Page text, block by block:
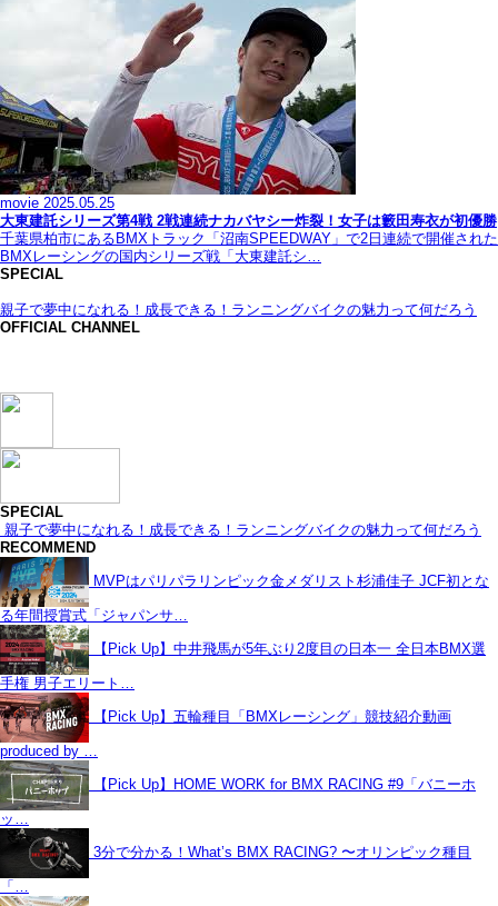
movie 2025.05.25
大東建託シリーズ第4戦 2戦連続ナカバヤシー炸裂！女子は籔田寿衣が初優勝
千葉県柏市にあるBMXトラック「沼南SPEEDWAY」で2日連続で開催された
BMXレーシングの国内シリーズ戦「大東建託シ…
SPECIAL
親子で夢中になれる！成長できる！ランニングバイクの魅力って何だろう
OFFICIAL CHANNEL
SPECIAL
親子で夢中になれる！成長できる！ランニングバイクの魅力って何だろう
RECOMMEND
MVPはパリパラリンピック金メダリスト杉浦佳子 JCF初とな
る年間授賞式「ジャパンサ…
【Pick Up】中井飛馬が5年ぶり2度目の日本一 全日本BMX選
手権 男子エリート…
【Pick Up】五輪種目「BMXレーシング」競技紹介動画
produced by …
【Pick Up】HOME WORK for BMX RACING #9「バニーホ
ッ…
3分で分かる！What’s BMX RACING? 〜オリンピック種目
「…